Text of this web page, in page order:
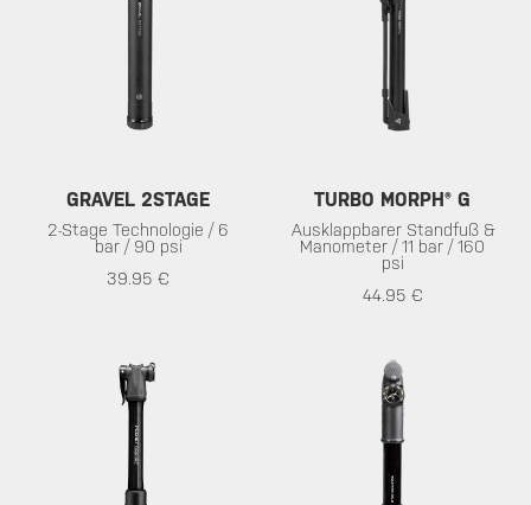
GRAVEL 2STAGE
2-Stage Technologie / 6
bar / 90 psi
39.95 €
TURBO MORPH® G
Ausklappbarer Standfuß &
Manometer / 11 bar / 160
psi
44.95 €